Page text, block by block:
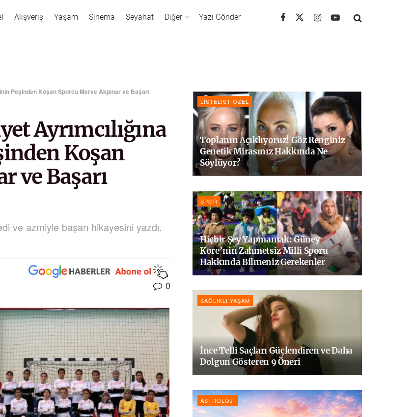
Alışveriş Yaşam Sinema Seyahat Diğer Yazı Gönder
Peşinden Koşan Sporcu Merve Akpınar ve Başarı
Ayrımcılığına
Koşan
ve Başarı
ve azmiyle başarı hikayesini yazdı.
0
LISTELIST ÖZEL
Toplanın Açıklıyoruz! Göz Renginiz
Genetik Mirasınız Hakkında Ne
Söylüyor?
SPOR
Hiçbir Şey Yapmamak: Güney
Kore’nin Zahmetsiz Milli Sporu
Hakkında Bilmeniz Gerekenler
SAĞLIKLI YAŞAM
İnce Telli Saçları Güçlendiren ve Daha
Dolgun Gösteren 9 Öneri
ASTROLOJI